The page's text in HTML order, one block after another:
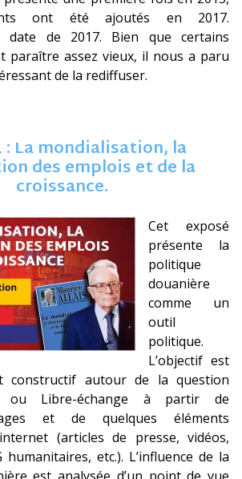
ont été ajoutés en 2017.
date de 2017. Bien que certains
paraître assez vieux, il nous a paru
de la rediffuser.
: La mondialisation, la
des emplois et de la
croissance.
Cet exposé
présente la
politique
douanière
comme un
outil
politique.
L’objectif est
constructif autour de la question
ou Libre-échange à partir de
et de quelques éléments
(articles de presse, vidéos,
humanitaires, etc.). L’influence de la